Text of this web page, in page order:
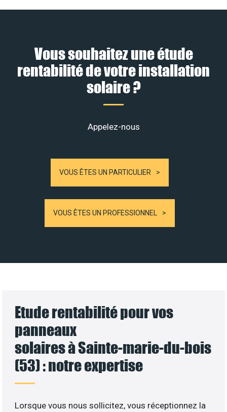
Vous souhaitez une étude
rentabilité de votre installation
solaire ?
Appelez-nous
VOUS ÊTES UN PARTICULIER
VOUS ÊTES UN PROFESSIONNEL
Etude rentabilité pour vos
panneaux
solaires à Sainte-marie-du-bois
(53) : notre expertise
Lorsque vous nous sollicitez, vous réceptionnez la